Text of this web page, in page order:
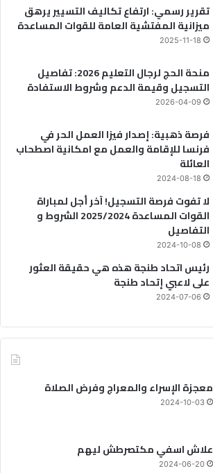
تقرير رسمي: ارتفاع تكاليف التسيير يرهق
ميزانية المفتشية العامة للقوات المساعدة
2025-11-18
منحة الحج لرجال التعليم 2026: تفاصيل
التسجيل وقيمة الدعم وشروط الاستفادة
2026-04-09
فرصة ذهبية: إصدار فيزا العمل الحر في
فرنسا للإقامة والعمل مع امكانية اصطحاب
العائلة
2024-08-18
لا تفوت فرصة التسجيل! آخر أجل لمباراة
القوات المساعدة 2025/2024 الشروط و
التفاصيل
2024-10-08
رئيس اتحاد طنجة هذه هي حقيقة العثور
على لاعبي إتحاد طنجة
2024-07-06
معجزة الإسراء والمعراج وفرض الصلاة
2024-10-03
علاش اسفي مكتصرطش ليهم
2024-06-20